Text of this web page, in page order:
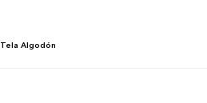
Tela Algodón